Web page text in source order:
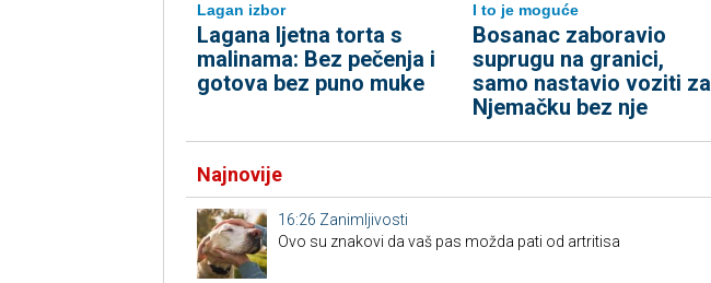
Lagan izbor
Lagana ljetna torta s
malinama: Bez pečenja i
gotova bez puno muke
I to je moguće
Bosanac zaboravio
suprugu na granici,
samo nastavio voziti za
Njemačku bez nje
Najnovije
16:26 Zanimljivosti
Ovo su znakovi da vaš pas možda pati od artritisa